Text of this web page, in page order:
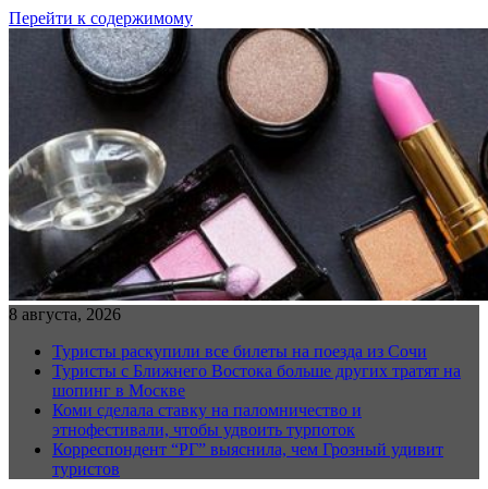
Перейти к содержимому
8 августа, 2026
Туристы раскупили все билеты на поезда из Сочи
Туристы с Ближнего Востока больше других тратят на
шопинг в Москве
Коми сделала ставку на паломничество и
этнофестивали, чтобы удвоить турпоток
Корреспондент “РГ” выяснила, чем Грозный удивит
туристов